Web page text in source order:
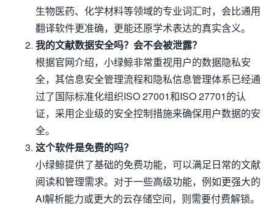
生物医药、化学材料等领域的专业词汇时，会比通用
翻译软件更准确，更能还原学术表达的真实含义。
我的文献数据安全吗？会不会被泄露？
根据官网介绍，小绿鲸非常重视用户的数据隐私安
全，其信息安全管理流程和隐私信息管理体系已经通
过了国际标准化组织ISO 27001和ISO 27701的认
证，采用企业级的安全控制措施来确保用户数据的安
全。
这个软件是免费的吗？
小绿鲸提供了基础的免费功能，可以满足日常的文献
阅读和管理需求。对于一些高级功能，例如更强大的
AI解析能力或更大的云存储空间，则需要付费解锁。